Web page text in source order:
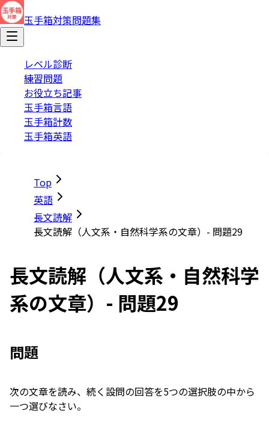
玉手箱対策問題集
レベル診断
練習問題
お役立ち記事
玉手箱言語
玉手箱計数
玉手箱英語
Top
英語
長文読解
長文読解（人文系・自然科学系の文章）- 問題29
長文読解（人文系・自然科学
系の文章）- 問題29
問題
次の文章を読み、続く設問の回答を5つの選択肢の中から
一つ選びなさい。